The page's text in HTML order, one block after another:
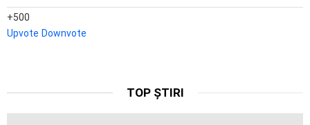
500
Upvote Downvote
TOP ȘTIRI